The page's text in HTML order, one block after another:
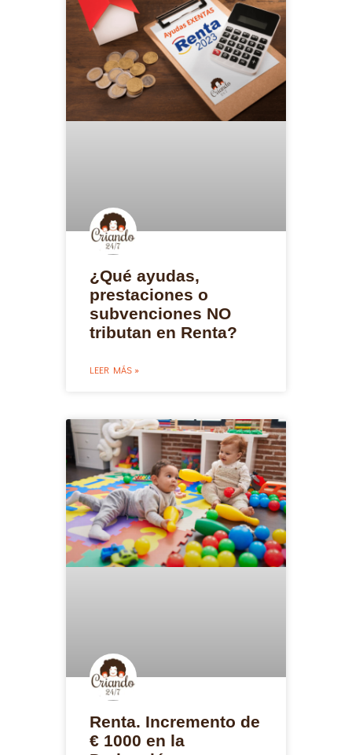
¿Qué ayudas,
prestaciones o
subvenciones NO
tributan en Renta?
LEER MÁS »
Renta. Incremento de
€ 1000 en la